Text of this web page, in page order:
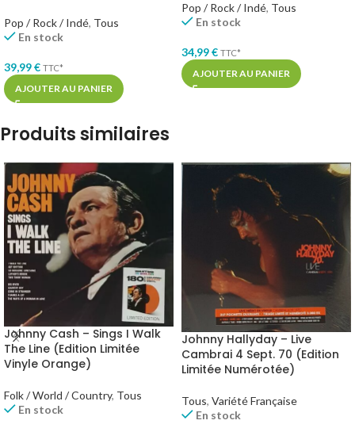
Pop / Rock / Indé, Tous
En stock
39,99€ TTC*
AJOUTER AU PANIER
Pop / Rock / Indé, Tous
En stock
34,99€ TTC*
AJOUTER AU PANIER
Produits similaires
Johnny Cash – Sings I Walk
The Line (Edition Limitée
Vinyle Orange)
Folk / World / Country, Tous
En stock
Johnny Hallyday – Live
Cambrai 4 Sept. 70 (Edition
Limitée Numérotée)
Tous, Variété Française
En stock